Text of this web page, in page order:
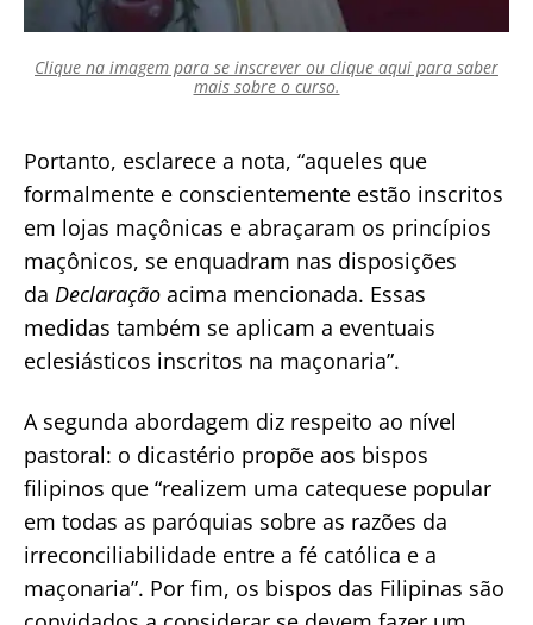
Clique na imagem para se inscrever ou clique aqui para saber
mais sobre o curso.
Portanto, esclarece a nota, “aqueles que
formalmente e conscientemente estão inscritos
em lojas maçônicas e abraçaram os princípios
maçônicos, se enquadram nas disposições
da Declaração acima mencionada. Essas
medidas também se aplicam a eventuais
eclesiásticos inscritos na maçonaria”.
A segunda abordagem diz respeito ao nível
pastoral: o dicastério propõe aos bispos
filipinos que “realizem uma catequese popular
em todas as paróquias sobre as razões da
irreconciliabilidade entre a fé católica e a
maçonaria”. Por fim, os bispos das Filipinas são